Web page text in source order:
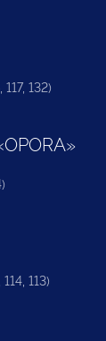
132)
OPORA»
113)